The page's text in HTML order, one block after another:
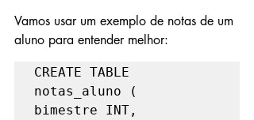
Vamos usar um exemplo de notas de um
aluno para entender melhor:
CREATE TABLE
notas_aluno (
bimestre INT,